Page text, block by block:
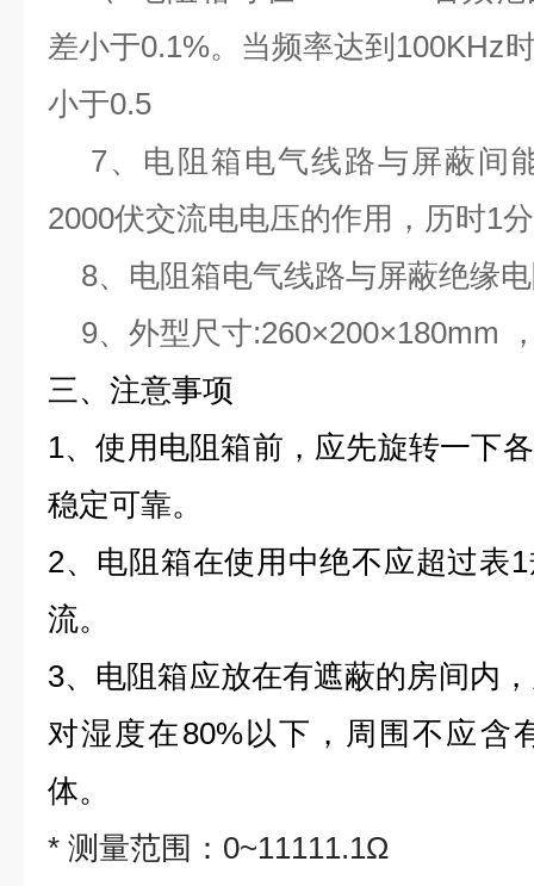
差小于0.1%。当频率达到100KHz
小于0.5
7、电阻箱电气线路与屏蔽间
2000伏交流电电压的作用，历时1
8、电阻箱电气线路与屏蔽绝缘
9、外型尺寸:260×200×180mm
三、 注意事项
1、使用电阻箱前，应先旋转一下
稳定可靠。
2、电阻箱在使用中绝不应超过表
流。
3、电阻箱应放在有遮蔽的房间内
对湿度在80%以下，周围不应含
体。
* 测量范围：0~11111.1Ω